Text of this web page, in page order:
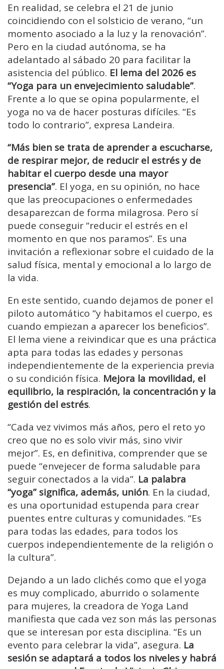
En realidad, se celebra el 21 de junio
coincidiendo con el solsticio de verano, “un
momento asociado a la luz y la renovación”.
Pero en la ciudad autónoma, se ha
adelantado al sábado 20 para facilitar la
asistencia del público. El lema del 2026 es
“Yoga para un envejecimiento saludable”.
Frente a lo que se opina popularmente, el
yoga no va de hacer posturas difíciles. “Es
todo lo contrario”, expresa Landeira.
“Más bien se trata de aprender a escucharse,
de respirar mejor, de reducir el estrés y de
habitar el cuerpo desde una mayor
presencia”. El yoga, en su opinión, no hace
que las preocupaciones o enfermedades
desaparezcan de forma milagrosa. Pero sí
puede conseguir “reducir el estrés en el
momento en que nos paramos”. Es una
invitación a reflexionar sobre el cuidado de la
salud física, mental y emocional a lo largo de
la vida.
En este sentido, cuando dejamos de poner el
piloto automático “y habitamos el cuerpo, es
cuando empiezan a aparecer los beneficios”.
El lema viene a reivindicar que es una práctica
apta para todas las edades y personas
independientemente de la experiencia previa
o su condición física. Mejora la movilidad, el
equilibrio, la respiración, la concentración y la
gestión del estrés.
“Cada vez vivimos más años, pero el reto yo
creo que no es solo vivir más, sino vivir
mejor”. Es, en definitiva, comprender que se
puede “envejecer de forma saludable para
seguir conectados a la vida”. La palabra
“yoga” significa, además, unión. En la ciudad,
es una oportunidad estupenda para crear
puentes entre culturas y comunidades. “Es
para todas las edades, para todos los
cuerpos independientemente de la religión o
la cultura”.
Dejando a un lado clichés como que el yoga
es muy complicado, aburrido o solamente
para mujeres, la creadora de Yoga Land
manifiesta que cada vez son más las personas
que se interesan por esta disciplina. “Es un
evento para celebrar la vida”, asegura. La
sesión se adaptará a todos los niveles y habrá